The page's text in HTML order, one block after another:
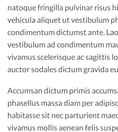
natoque fringilla pulvinar risus
vehicula aliquet ut vestibulum
condimentum dictumst ante.
vestibulum ad condimentum
vivamus scelerisque ac sagittis
auctor sodales dictum gravida
Accumsan dictum primis
phasellus massa diam per
habitasse sit nec parturient
vivamus mollis aenean felis